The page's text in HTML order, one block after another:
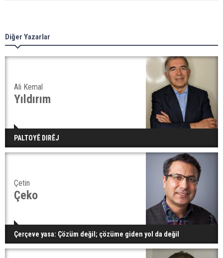
Diğer Yazarlar
Ali Kemal
Yıldırım
PALTOYÊ DIRÊJ
Çetin
Çeko
Çerçeve yasa: Çözüm değil; çözüme giden yol da değil